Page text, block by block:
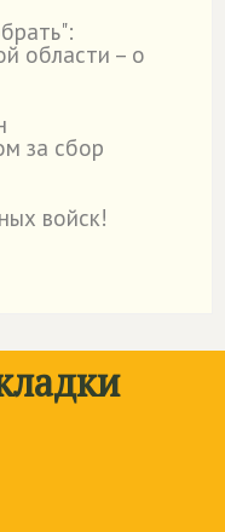
области – о
за сбор
войск!